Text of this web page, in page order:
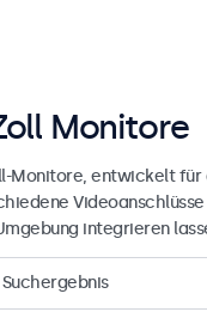
Monitore
Monitore, entwickelt für
integrieren
Suchergebnis